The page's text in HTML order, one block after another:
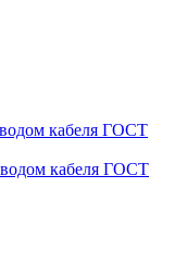
кабеля ГОСТ
кабеля ГОСТ